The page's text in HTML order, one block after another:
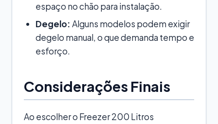
espaço no chão para instalação.
Degelo: Alguns modelos podem exigir
degelo manual, o que demanda tempo e
esforço.
Considerações Finais
Ao escolher o Freezer 200 Litros